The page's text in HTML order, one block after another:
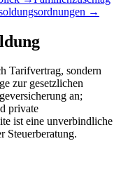
→
Tarifvertrag, sondern
zur gesetzlichen
an;
private
ist eine unverbindliche
Steuerberatung.